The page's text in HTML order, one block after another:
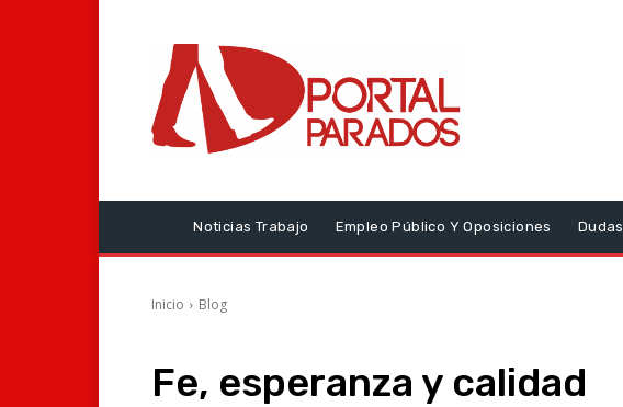
Noticias Trabajo Empleo Público Y Oposiciones Dudas
Inicio Blog
Fe, esperanza y calidad